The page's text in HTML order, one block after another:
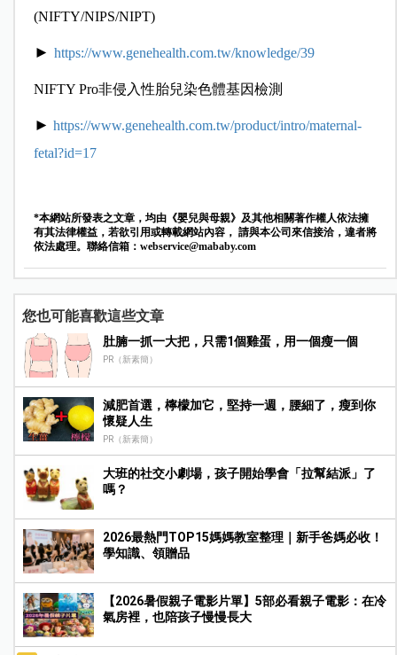
(NIFTY/NIPS/NIPT)
► https://www.genehealth.com.tw/knowledge/39
NIFTY Pro非侵入性胎兒染色體基因檢測
► https://www.genehealth.com.tw/product/intro/maternal-
fetal?id=17
*本網站所發表之文章，均由《嬰兒與母親》及其他相關著作權人依法擁
有其法律權益，若欲引用或轉載網站內容， 請與本公司來信接洽，違者將
依法處理。聯絡信箱： webservice@mababy.com
您也可能喜歡這些文章
肚腩一抓一大把，只需1個雞蛋，用一個瘦一個
PR（新素簡）
減肥首選，檸檬加它，堅持一週，腰細了，瘦到你
懷疑人生
PR（新素簡）
大班的社交小劇場，孩子開始學會「拉幫結派」了
嗎？
2026最熱門TOP15媽媽教室整理｜新手爸媽必收！
學知識、領贈品
【2026暑假親子電影片單】5部必看親子電影：在冷
氣房裡，也陪孩子慢慢長大